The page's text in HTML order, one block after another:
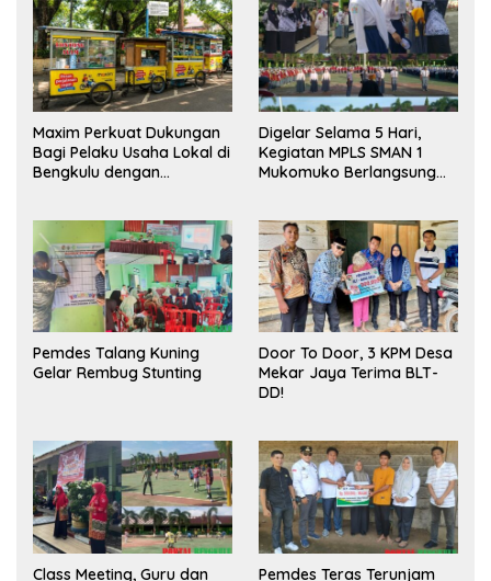
Maxim Perkuat Dukungan
Bagi Pelaku Usaha Lokal di
Bengkulu dengan
Pasar
Digelar Selama 5 Hari,
Kegiatan MPLS SMAN 1
Mukomuko Berlangsung
Pemdes Talang Kuning
Gelar Rembug Stunting
Door To Door, 3 KPM Desa
Mekar Jaya Terima BLT-
DD!
Class Meeting, Guru dan
Pemdes Teras Terunjam